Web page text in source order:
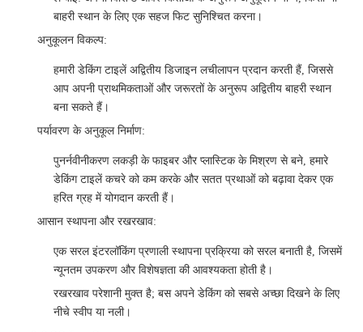
बाहरी स्थान के लिए एक सहज फिट सुनिश्चित करना।
अनुकूलन विकल्प:
हमारी डेकिंग टाइलें अद्वितीय डिजाइन लचीलापन प्रदान करती हैं, जिससे
आप अपनी प्राथमिकताओं और जरूरतों के अनुरूप अद्वितीय बाहरी स्थान
बना सकते हैं।
पर्यावरण के अनुकूल निर्माण:
पुनर्नवीनीकरण लकड़ी के फाइबर और प्लास्टिक के मिश्रण से बने, हमारे
डेकिंग टाइलें कचरे को कम करके और सतत प्रथाओं को बढ़ावा देकर एक
हरित ग्रह में योगदान करती हैं।
आसान स्थापना और रखरखाव:
एक सरल इंटरलॉकिंग प्रणाली स्थापना प्रक्रिया को सरल बनाती है, जिसमें
न्यूनतम उपकरण और विशेषज्ञता की आवश्यकता होती है।
रखरखाव परेशानी मुक्त है; बस अपने डेकिंग को सबसे अच्छा दिखने के लिए
नीचे स्वीप या नली।